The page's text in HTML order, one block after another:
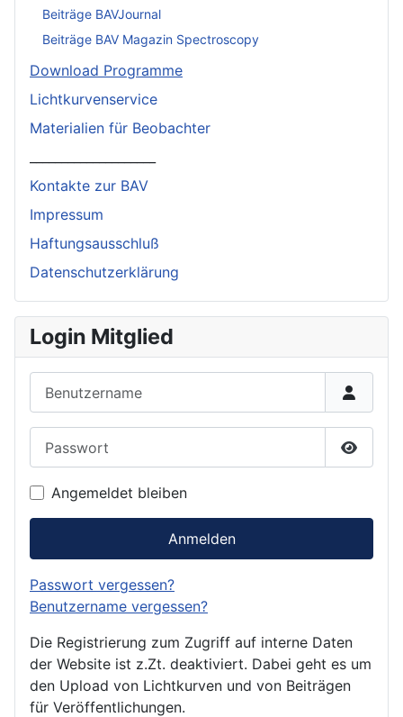
Beiträge BAVJournal
Beiträge BAV Magazin Spectroscopy
Download Programme
Lichtkurvenservice
Materialien für Beobachter
Kontakte zur BAV
Impressum
Haftungsausschluß
Datenschutzerklärung
Login Mitglied
Angemeldet bleiben
Anmelden
Passwort vergessen?
Benutzername vergessen?
Die Registrierung zum Zugriff auf interne Daten
der Website ist z.Zt. deaktiviert. Dabei geht es um
den Upload von Lichtkurven und von Beiträgen
für Veröffentlichungen.